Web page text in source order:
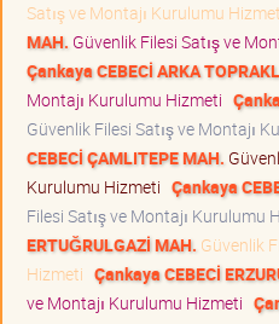
Satış ve Montajı Kurulumu
MAH. Güvenlik Filesi Satış ve
Çankaya CEBECİ ARKA
Montajı Kurulumu Hizmeti
Güvenlik Filesi Satış ve Montajı
CEBECİ ÇAMLITEPE MAH.
Kurulumu Hizmeti Çankaya
Filesi Satış ve Montajı Kurulumu
ERTUĞRULGAZİ MAH. Güvenlik
Hizmeti Çankaya CEBECİ
ve Montajı Kurulumu Hizmeti